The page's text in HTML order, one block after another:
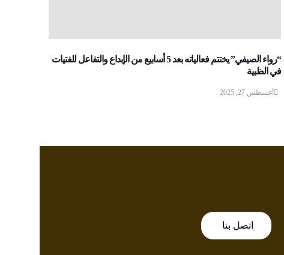
“رواء الصيفي” يختتم فعالياته بعد 5 أسابيع من الإبداع والتفاعل للفتيات
في الظبية
أغسطس 27, 2025
اتصل بنا